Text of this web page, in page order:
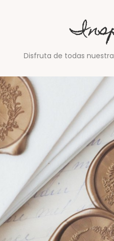
Disfruta de todas